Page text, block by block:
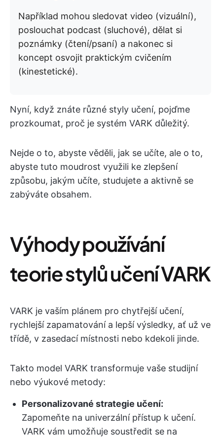
Například mohou sledovat video (vizuální),
poslouchat podcast (sluchové), dělat si
poznámky (čtení/psaní) a nakonec si
koncept osvojit praktickým cvičením
(kinestetické).
Nyní, když znáte různé styly učení, pojďme
prozkoumat, proč je systém VARK důležitý.
Nejde o to, abyste věděli, jak se učíte, ale o to,
abyste tuto moudrost využili ke zlepšení
způsobu, jakým učíte, studujete a aktivně se
zabýváte obsahem.
Výhody používání
teorie stylů učení VARK
VARK je vaším plánem pro chytřejší učení,
rychlejší zapamatování a lepší výsledky, ať už ve
třídě, v zasedací místnosti nebo kdekoli jinde.
Takto model VARK transformuje vaše studijní
nebo výukové metody:
Personalizované strategie učení:
Zapomeňte na univerzální přístup k učení.
VARK vám umožňuje soustředit se na